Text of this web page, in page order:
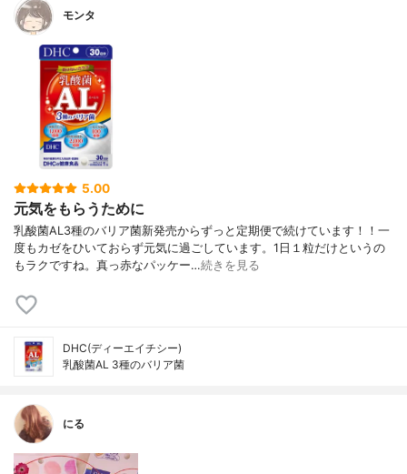
モンタ
5.00
元気をもらうために
乳酸菌AL3種のバリア菌新発売からずっと定期便で続けています！！一
度もカゼをひいておらず元気に過ごしています。1日１粒だけというの
もラクですね。真っ赤なパッケー…続きを見る
DHC(ディーエイチシー)
乳酸菌AL 3種のバリア菌
にる